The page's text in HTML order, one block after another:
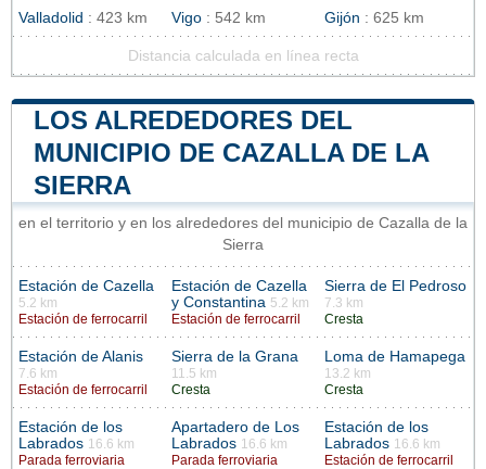
Valladolid : 423 km Vigo : 542 km Gijón : 625 km
Distancia calculada en línea recta
LOS ALREDEDORES DEL
MUNICIPIO DE CAZALLA DE LA
SIERRA
en el territorio y en los alrededores del municipio de Cazalla de la
Sierra
Estación de Cazella
5.2 km
Estación de ferrocarril
Estación de Cazella
y Constantina 5.2 km
Estación de ferrocarril
Sierra de El Pedroso
7.3 km
Cresta
Estación de Alanis
7.6 km
Estación de ferrocarril
Sierra de la Grana
11.5 km
Cresta
Loma de Hamapega
13.2 km
Cresta
Estación de los
Labrados 16.6 km
Parada ferroviaria
Apartadero de Los
Labrados 16.6 km
Parada ferroviaria
Estación de los
Labrados 16.6 km
Estación de ferrocarril